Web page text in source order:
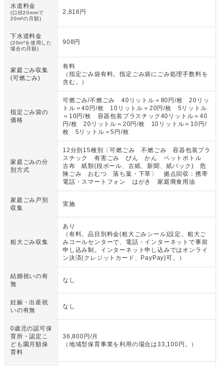
水道料金
(口径20mmで
20m³の月額)
2,816円
下水道料金
(20m³を使用した
場合の月額)
908円
家庭ごみ収集
(可燃ごみ)
有料
（ 指定ごみ袋有料。指定ごみ袋にごみ処理手数料を
含む。
）
指定ごみ袋の
価格
可燃ごみ/不燃ごみ 40リットル＝80円/枚 20リッ
トル＝40円/枚 10リットル＝20円/枚 5リットル
＝10円/枚 容器包装プラスチック40リットル＝40
円/枚 20リットル＝20円/枚 10リットル＝10円/
枚 5リットル＝5円/枚
家庭ごみの分
別方式
12分別15種別〔可燃ごみ 不燃ごみ 容器包装プラ
スチック 有害ごみ びん かん ペットボトル
古布 紙類(段ボール、古紙、新聞、紙パック) 危
険ごみ おむつ 落ち葉・下草〕 拠点回収：携帯
電話・スマートフォン はがき 家庭廃食用油
家庭ごみ戸別
収集
実施
粗大ごみ収集
あり
（ 有料。品目別料金(粗大ごみシール)設定。粗大ご
みコールセンターで、電話・インターネットで事前
申し込み制。インターネット申し込みではオンライ
ン決済(クレジットカード、PayPay)可。
）
結婚祝いの有
無
なし
妊娠・出産祝
いの有無
なし
0歳児の認可保
育所・認定こ
ども園月額保
育料
36,800円/月
（ 地域型保育事業を利用の場合は33,100円。 ）